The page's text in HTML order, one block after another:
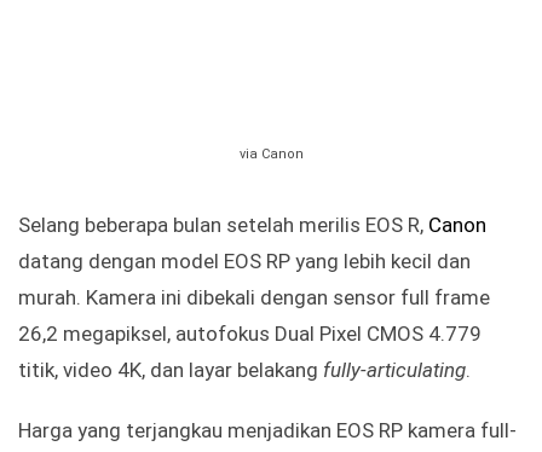
via Canon
Selang beberapa bulan setelah merilis EOS R, Canon
datang dengan model EOS RP yang lebih kecil dan
murah. Kamera ini dibekali dengan sensor full frame
26,2 megapiksel, autofokus Dual Pixel CMOS 4.779
titik, video 4K, dan layar belakang fully-articulating.
Harga yang terjangkau menjadikan EOS RP kamera full-